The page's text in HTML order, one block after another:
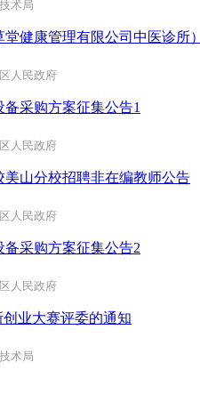
术局
健康管理有限公司中医诊所）
人民政府
采购方案征集公告1
人民政府
山分校招聘非在编教师公告
人民政府
采购方案征集公告2
人民政府
创业大赛评委的通知
术局